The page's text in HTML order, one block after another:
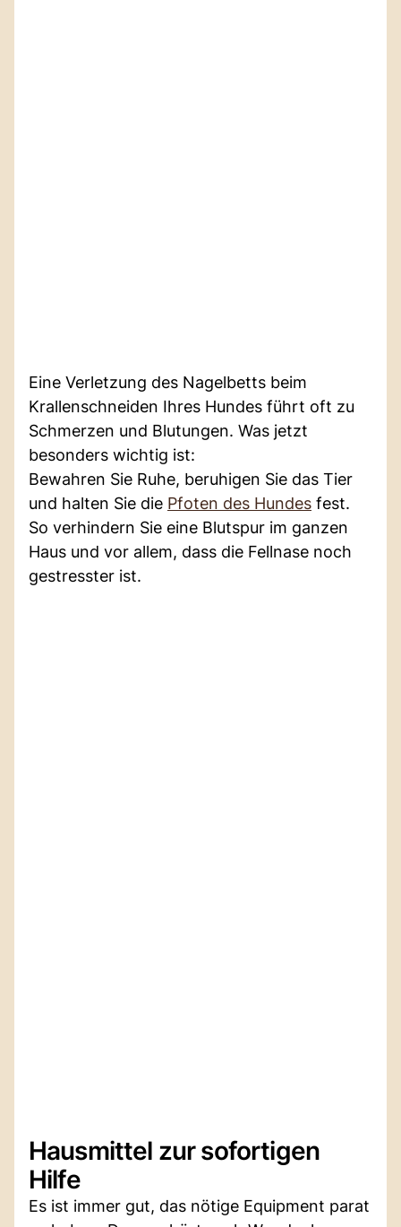
Eine Verletzung des Nagelbetts beim
Krallenschneiden Ihres Hundes führt oft zu
Schmerzen und Blutungen. Was jetzt
besonders wichtig ist:
Bewahren Sie Ruhe, beruhigen Sie das Tier
und halten Sie die Pfoten des Hundes fest.
So verhindern Sie eine Blutspur im ganzen
Haus und vor allem, dass die Fellnase noch
gestresster ist.
Hausmittel zur sofortigen
Hilfe
Es ist immer gut, das nötige Equipment parat